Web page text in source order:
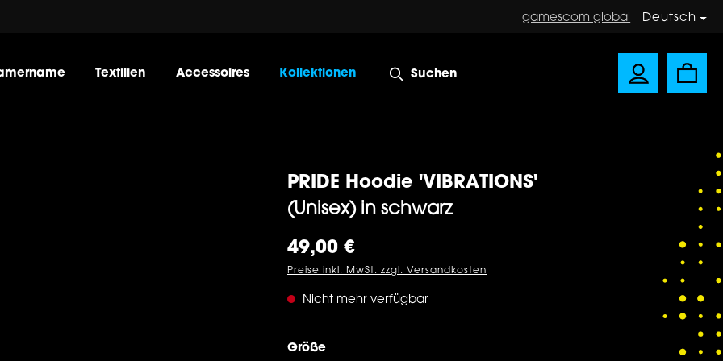
gamescom global Deutsch
Textilien Accessoires Kollektionen Suchen
PRIDE Hoodie 'VIBRATIONS'
(Unisex) in schwarz
Regulärer Preis:
49,00 €
Preise inkl. MwSt. zzgl. Versandkosten
Nicht mehr verfügbar
Größeauswählen